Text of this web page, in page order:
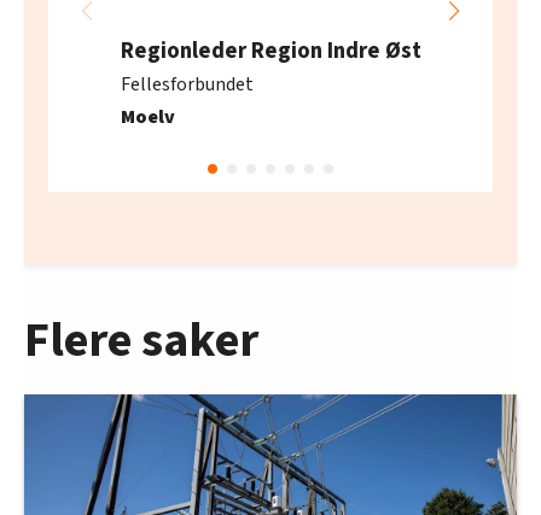
Regionleder Region Indre Øst
Fellesforbundet
Moelv
Flere saker